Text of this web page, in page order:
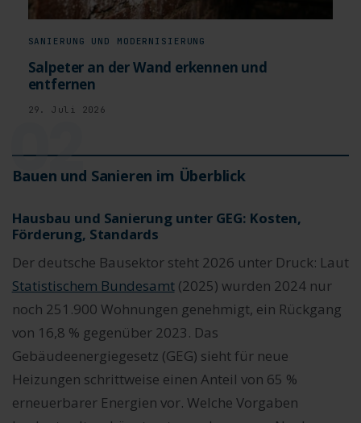
SANIERUNG UND MODERNISIERUNG
Salpeter an der Wand erkennen und
entfernen
29. Juli 2026
02
Bauen und Sanieren im Überblick
Hausbau und Sanierung unter GEG: Kosten,
Förderung, Standards
Der deutsche Bausektor steht 2026 unter Druck: Laut
Statistischem Bundesamt(2025) wurden 2024 nur
noch 251.900 Wohnungen genehmigt, ein Rückgang
von 16,8 % gegenüber 2023. Das
Gebäudeenergiegesetz (GEG) sieht für neue
Heizungen schrittweise einen Anteil von 65 %
erneuerbarer Energien vor. Welche Vorgaben